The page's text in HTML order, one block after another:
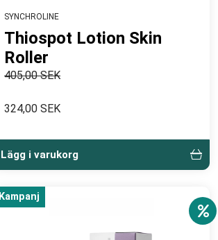
SYNCHROLINE
Thiospot Lotion Skin
Roller
405,00 SEK
324,00 SEK
Lägg i varukorg
Kampanj